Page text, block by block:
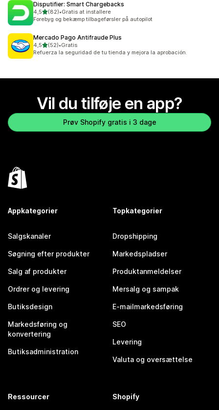
Disputifier: Smart Chargebacks
4,5ud af 5 stjerner
(82)
82 anmeldelser i alt
•Gratis at installere
Forebyg og bekæmp tilbageførsler på autopilot
Mercado Pago Antifraude Plus
4,5ud af 5 stjerner
(52)
52 anmeldelser i alt
•Gratis
Refuerza la seguridad de tu tienda y mejora la aprobación.
Vil du tilføje en app?
Prøv Shopify gratis i 3 dage
Appkategorier
Salgskanaler
Søgning efter produkter
Salg af produkter
Ordrer og levering
Butiksdesign
Markedsføring og
konvertering
Butiksadministration
Topkategorier
Dropshipping
Markedspladser
Produktanmeldelser
Mersalg og sampak
E-mailmarkedsføring
SEO
Levering
Valuta og oversættelse
Ressourcer Shopify